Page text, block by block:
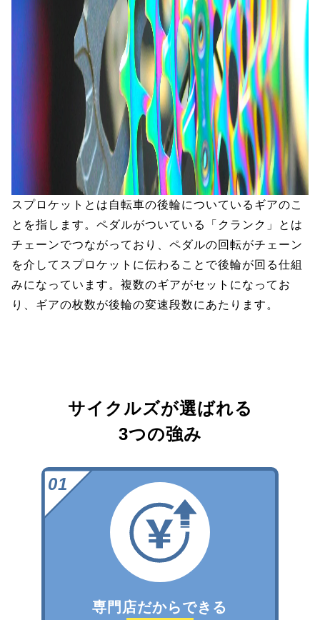
スプロケットとは自転車の後輪についているギアのこ
とを指します。ペダルがついている「クランク」とは
チェーンでつながっており、ペダルの回転がチェーン
を介してスプロケットに伝わることで後輪が回る仕組
みになっています。複数のギアがセットになってお
り、ギアの枚数が後輪の変速段数にあたります。
サイクルズが選ばれる
3つの強み
専門店だからできる